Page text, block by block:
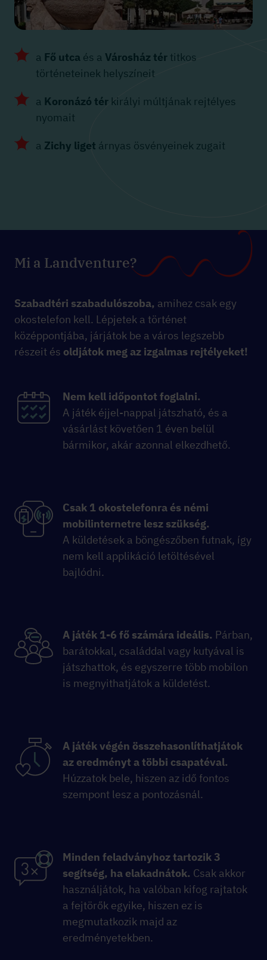
a Fő utca és a Városház tér titkos
történeteinek helyszíneit
a Koronázó tér királyi múltjának rejtélyes
nyomait
a Zichy liget árnyas ösvényeinek zugait
Mi a Landventure?
Szabadtéri szabadulószoba, amihez csak egy
okostelefon kell. Lépjetek a történet
középpontjába, járjátok be a város legszebb
részeit és oldjátok meg az izgalmas rejtélyeket!
Nem kell időpontot foglalni.
A játék éjjel-nappal játszható, és a
vásárlást követően 1 éven belül
bármikor, akár azonnal elkezdhető.
Csak 1 okostelefonra és némi
mobilinternetre lesz szükség.
A küldetések a böngészőben futnak, így
nem kell applikáció letöltésével
bajlódni.
A játék 1-6 fő számára ideális. Párban,
barátokkal, családdal vagy kutyával is
játszhattok, és egyszerre több mobilon
is megnyithatjátok a küldetést.
A játék végén összehasonlíthatjátok
az eredményt a többi csapatéval.
Húzzatok bele, hiszen az idő fontos
szempont lesz a pontozásnál.
Minden feladványhoz tartozik 3
segítség, ha elakadnátok. Csak akkor
használjátok, ha valóban kifog rajtatok
a fejtörők egyike, hiszen ez is
megmutatkozik majd az
eredményetekben.